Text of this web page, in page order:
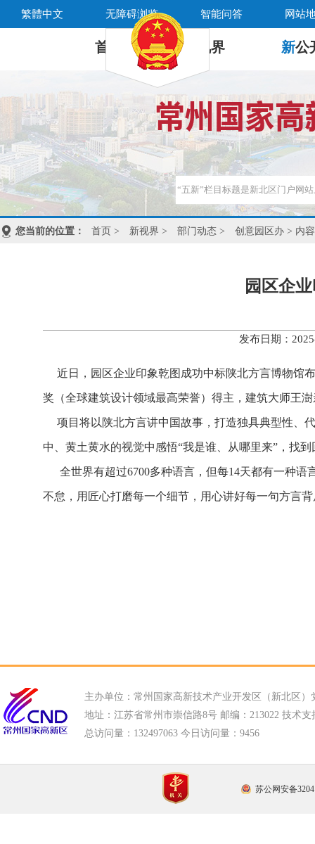
繁體中文 无障碍浏览 智能问答 网站
首 页 新 视界 新公
您当前的位置： 首页 > 新视界 > 部门动态 > 创意园区办 > 内容
园区企
发布日期：
近日，园区企业印象乾图成功中标陕北方言博物馆
奖（全球建筑设计领域最高荣誉）得主，建筑大师王
项目将以陕北方言讲中国故事，打造独具典型性、
中、黄土黄水的视觉中感悟“我是谁、从哪里来”，找
全世界有超过6700多种语言，但每14天都有一种语
不怠，用匠心打磨每一个细节，用心讲好每一句方言
主办单位：常州国家高新技术产业开发区（新北区）
地址：江苏省常州市崇信路8号 邮编：213022 技术支
总访问量： 132497063 今日访问量： 9456
苏公网安备